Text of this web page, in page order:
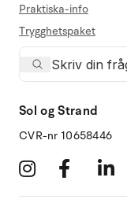
Praktiska-info
Trygghetspaket
Sol og Strand
CVR-nr 10658446